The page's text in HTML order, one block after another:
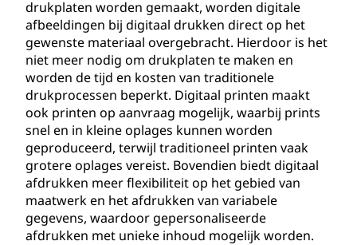
drukplaten worden gemaakt, worden digitale
afbeeldingen bij digitaal drukken direct op het
gewenste materiaal overgebracht. Hierdoor is het
niet meer nodig om drukplaten te maken en
worden de tijd en kosten van traditionele
drukprocessen beperkt. Digitaal printen maakt
ook printen op aanvraag mogelijk, waarbij prints
snel en in kleine oplages kunnen worden
geproduceerd, terwijl traditioneel printen vaak
grotere oplages vereist. Bovendien biedt digitaal
afdrukken meer flexibiliteit op het gebied van
maatwerk en het afdrukken van variabele
gegevens, waardoor gepersonaliseerde
afdrukken met unieke inhoud mogelijk worden.